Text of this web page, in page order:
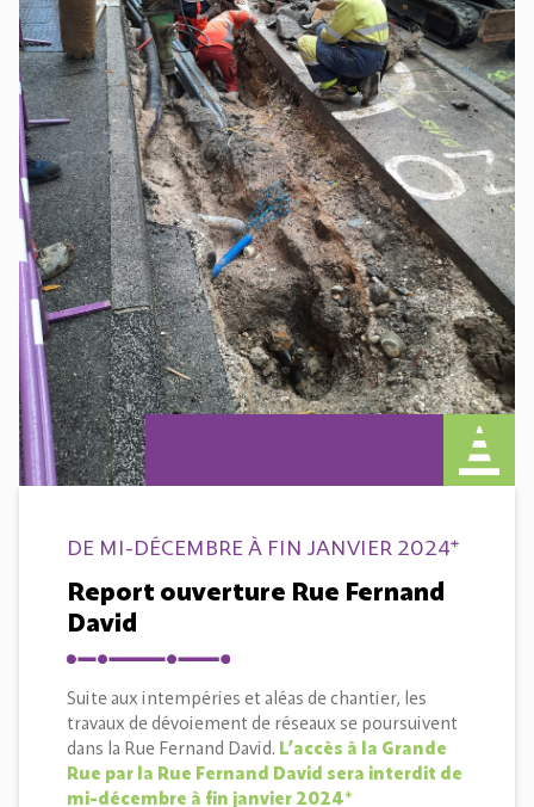
DE MI-DÉCEMBRE À FIN JANVIER 2024*
Report ouverture Rue Fernand
David
Suite aux intempéries et aléas de chantier, les
travaux de dévoiement de réseaux se poursuivent
dans la Rue Fernand David. L’accès à la Grande
Rue par la Rue Fernand David sera interdit de
mi-décembre à fin janvier 2024*